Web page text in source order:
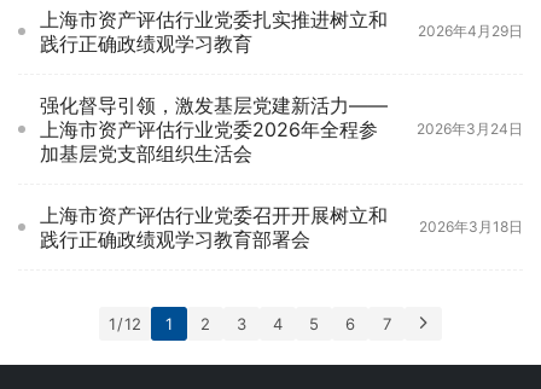
上海市资产评估行业党委扎实推进树立和
践行正确政绩观学习教育
2026年4月29日
强化督导引领，激发基层党建新活力——
上海市资产评估行业党委2026年全程参
加基层党支部组织生活会
2026年3月24日
上海市资产评估行业党委召开开展树立和
践行正确政绩观学习教育部署会
2026年3月18日
1 / 12 1 2 3 4 5 6 7